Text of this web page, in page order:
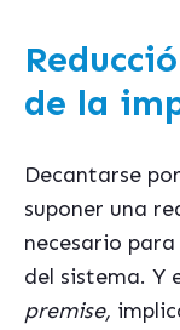
de la
Decantarse por
suponer una
necesario
del sistema. Y
premise,